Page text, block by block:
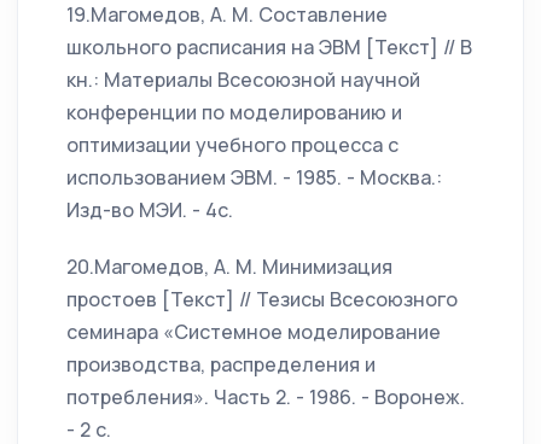
19.Магомедов, А. М. Составление
школьного расписания на ЭВМ [Текст] // В
кн.: Материалы Всесоюзной научной
конференции по моделированию и
оптимизации учебного процесса с
использованием ЭВМ. - 1985. - Москва.:
Изд-во МЭИ. - 4c.
20.Магомедов, А. М. Минимизация
простоев [Текст] // Тезисы Всесоюзного
семинара «Системное моделирование
производства, распределения и
потребления». Часть 2. - 1986. - Воронеж.
- 2 с.